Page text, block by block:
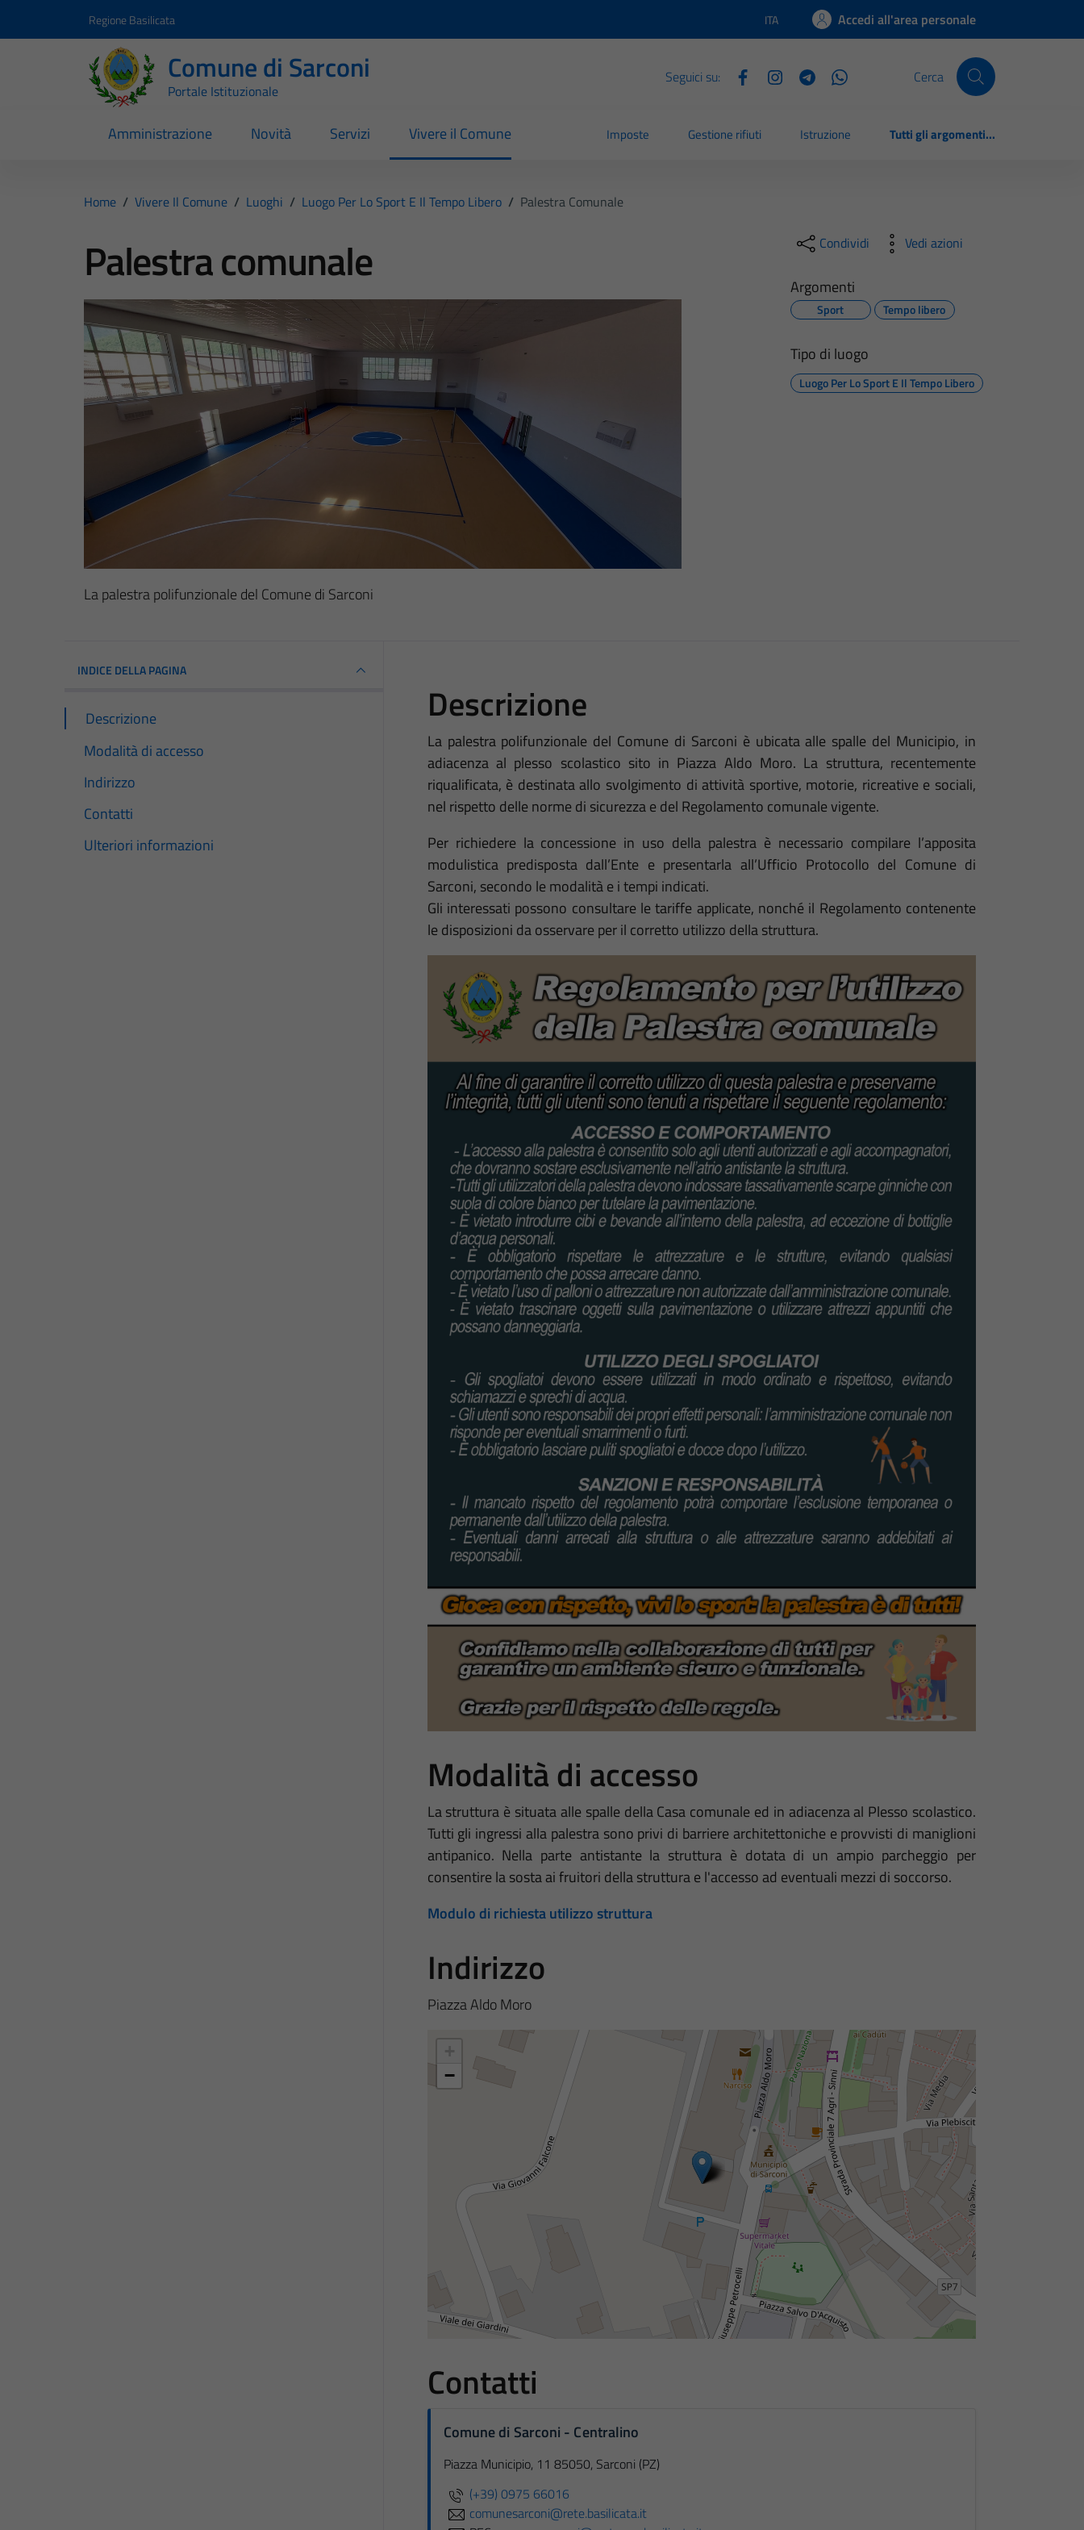
Regione Basilicata Lingua attiva:
ITA Accedi all'area personale
Comune di Sarconi
Portale Istituzionale
Seguici su: Cerca
Amministrazione Novità Servizi Vivere il Comune Imposte Gestione rifiuti Istruzione Tutti gli argomenti...
Home / Vivere Il Comune / Luoghi / Luogo Per Lo Sport E Il Tempo Libero / Palestra Comunale
Palestra comunale
La palestra polifunzionale del Comune di Sarconi
Condividi Vedi azioni
Argomenti
Sport Tempo libero
Tipo di luogo
Luogo Per Lo Sport E Il Tempo Libero
INDICE DELLA PAGINA
Descrizione
Modalità di accesso
Indirizzo
Contatti
Ulteriori informazioni
Descrizione
La palestra polifunzionale del Comune di Sarconi è ubicata alle spalle del Municipio, in
adiacenza al plesso scolastico sito in Piazza Aldo Moro. La struttura, recentemente
riqualificata, è destinata allo svolgimento di attività sportive, motorie, ricreative e sociali,
nel rispetto delle norme di sicurezza e del Regolamento comunale vigente.
Per richiedere la concessione in uso della palestra è necessario compilare l’apposita
modulistica predisposta dall’Ente e presentarla all’Ufficio Protocollo del Comune di
Sarconi, secondo le modalità e i tempi indicati.
Gli interessati possono consultare le tariffe applicate, nonché il Regolamento contenente
le disposizioni da osservare per il corretto utilizzo della struttura.
Modalità di accesso
La struttura è situata alle spalle della Casa comunale ed in adiacenza al Plesso scolastico.
Tutti gli ingressi alla palestra sono privi di barriere architettoniche e provvisti di maniglioni
antipanico. Nella parte antistante la struttura è dotata di un ampio parcheggio per
consentire la sosta ai fruitori della struttura e l'accesso ad eventuali mezzi di soccorso.
Modulo di richiesta utilizzo struttura
Indirizzo
Piazza Aldo Moro
−
Contatti
Comune di Sarconi - Centralino
Piazza Municipio, 11 85050, Sarconi (PZ)
(+39) 0975 66016
comunesarconi@rete.basilicata.it